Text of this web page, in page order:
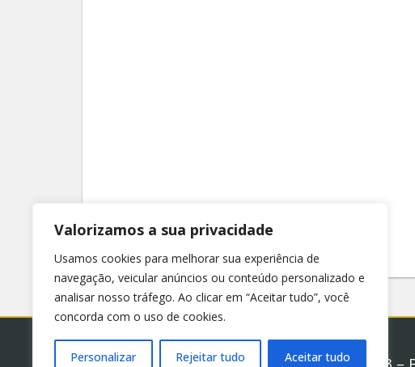
Valorizamos a sua privacidade
Usamos cookies para melhorar sua experiência de
navegação, veicular anúncios ou conteúdo personalizado e
analisar nosso tráfego. Ao clicar em “Aceitar tudo”, você
concorda com o uso de cookies.
Personalizar Rejeitar tudo Aceitar tudo